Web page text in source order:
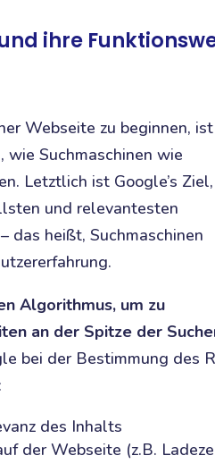
ihre
Webseite zu beginnen, ist
wie Suchmaschinen wie
Letztlich ist Google’s Ziel,
und relevantesten
das heißt, Suchmaschinen
Algorithmus, um zu
an der Spitze der
bei der Bestimmung des
des Inhalts
der Webseite (z.B.